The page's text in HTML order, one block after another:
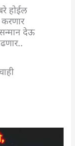
होईल
देऊ